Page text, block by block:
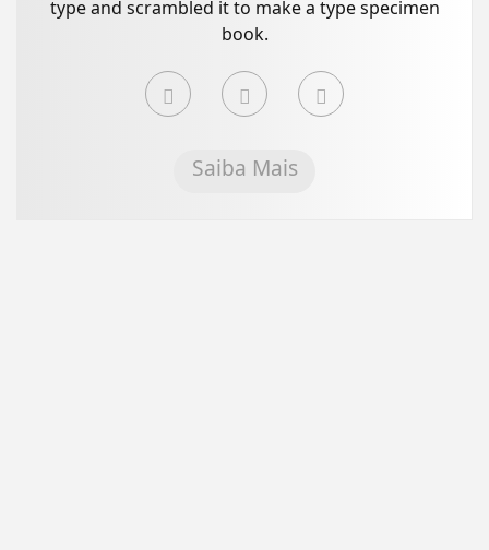
type and scrambled it to make a type specimen
book.
Saiba Mais